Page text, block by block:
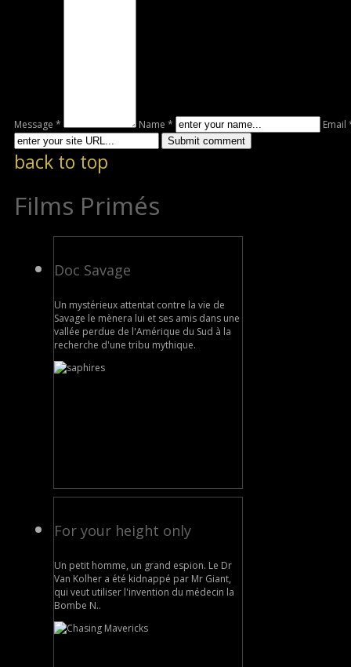
Message * Name * Email
back to top
Films Primés
Doc Savage
Un mystérieux attentat contre la vie de
Savage le mènera lui et ses amis dans une
vallée perdue de l'Amérique du Sud à la
recherche d'une tribu mythique.
For your height only
Un petit homme, un grand espion. Le Dr
Van Kolher a été kidnappé par Mr Giant,
qui veut utiliser l'invention du médecin la
Bombe N..